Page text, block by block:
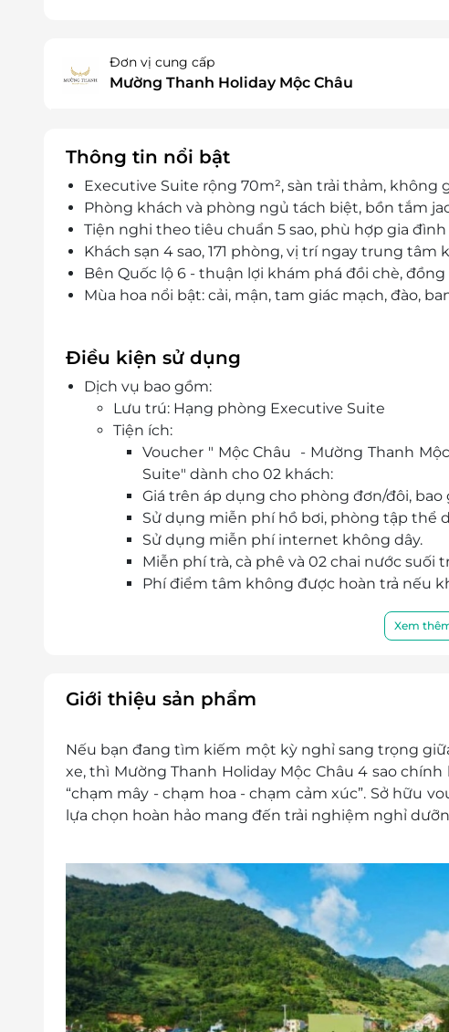
Đơn vị cung cấp
Mường Thanh Holiday Mộc Châu
Thông tin nổi bật
Executive Suite rộng 70m², sàn trải thảm, không
Phòng khách và phòng ngủ tách biệt, bồn tắm
Tiện nghi theo tiêu chuẩn 5 sao, phù hợp gia
Khách sạn 4 sao, 171 phòng, vị trí ngay trung tâm
Bên Quốc lộ 6 - thuận lợi khám phá đồi chè,
Mùa hoa nổi bật: cải, mận, tam giác mạch, đào,
Điều kiện sử dụng
Dịch vụ bao gồm:
Lưu trú: Hạng phòng Executive Suite
Tiện ích:
Voucher " Mộc Châu - Mường Thanh
Suite" dành cho 02 khách:
Giá trên áp dụng cho phòng đơn/đôi, bao
Sử dụng miễn phí hồ bơi, phòng tập thể
Sử dụng miễn phí internet không dây.
Miễn phí trà, cà phê và 02 chai nước suối
Phí điểm tâm không được hoàn trả nếu
Phụ thu Cuối tuần( thứ 6 & thứ 7): 250.000
Trẻ em dưới 6 tuổi ở chung với bố mẹ,
Trẻ em từ 12 tuổi trở lên ngủ
250.000VNĐ/người/đêm (bao gồm ăn
Kê Extrabed: 400.000 VNĐ/ giường
Thời gian nhận trả phòng:
Giờ trả phòng: Trước 12 giờ 00
Check in sớm - Check out muộn: Tùy thuộc
theo quy định của khách sạn.
Điều kiện đặt đặt phòng:
Hotline đặt phòng & tư vấn (9h00-20h00):
Văn phòng Hồ Chí Minh: 028.6680 8757
Liên hệ check tình trạng phòng trống trước
Điều kiện khác:
Xem
Giới thiệu sản phẩm
Nếu bạn đang tìm kiếm một kỳ nghỉ sang trọng
xe, thì Mường Thanh Holiday Mộc Châu 4 sao
“chạm mây - chạm hoa - chạm cảm xúc”. Sở hữu
lựa chọn hoàn hảo mang đến trải nghiệm nghỉ